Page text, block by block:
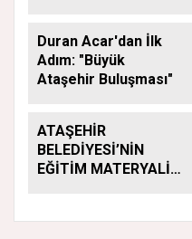
Duran Acar'dan İlk
Adım: "Büyük
Ataşehir Buluşması"
ATAŞEHİR
BELEDİYESİ’NİN
EĞİTİM MATERYALİ
SÜRÜYOR